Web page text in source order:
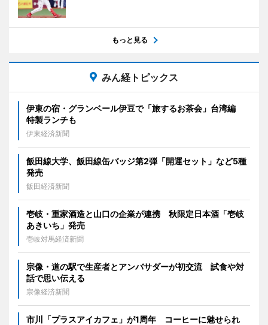
もっと見る
みん経トピックス
伊東の宿・グランベール伊豆で「旅するお茶会」台湾編
特製ランチも
伊東経済新聞
飯田線大学、飯田線缶バッジ第2弾「開運セット」など5種
発売
飯田経済新聞
壱岐・重家酒造と山口の企業が連携 秋限定日本酒「壱岐
あきいち」発売
壱岐対馬経済新聞
宗像・道の駅で生産者とアンバサダーが初交流 試食や対
話で思い伝える
宗像経済新聞
市川「プラスアイカフェ」が1周年 コーヒーに魅せられ